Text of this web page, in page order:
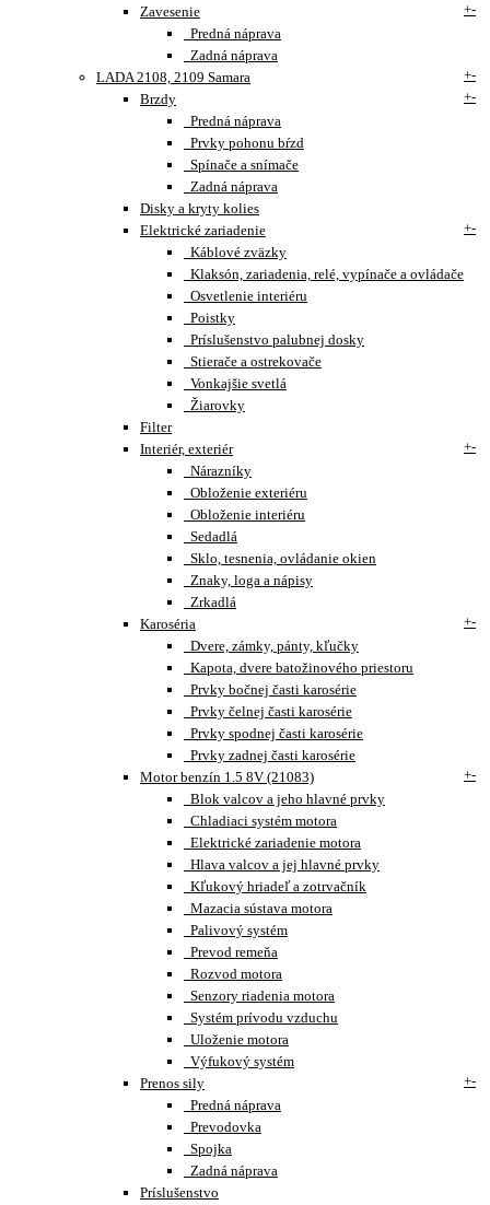
Zavesenie
+-
Predná náprava
Zadná náprava
LADA 2108, 2109 Samara
+-
Brzdy
+-
Predná náprava
Prvky pohonu bŕzd
Spínače a snímače
Zadná náprava
Disky a kryty kolies
Elektrické zariadenie
+-
Káblové zväzky
Klaksón, zariadenia, relé, vypínače a ovládače
Osvetlenie interiéru
Poistky
Príslušenstvo palubnej dosky
Stierače a ostrekovače
Vonkajšie svetlá
Žiarovky
Filter
Interiér, exteriér
+-
Nárazníky
Obloženie exteriéru
Obloženie interiéru
Sedadlá
Sklo, tesnenia, ovládanie okien
Znaky, loga a nápisy
Zrkadlá
Karoséria
+-
Dvere, zámky, pánty, kľučky
Kapota, dvere batožinového priestoru
Prvky bočnej časti karosérie
Prvky čelnej časti karosérie
Prvky spodnej časti karosérie
Prvky zadnej časti karosérie
Motor benzín 1.5 8V (21083)
+-
Blok valcov a jeho hlavné prvky
Chladiaci systém motora
Elektrické zariadenie motora
Hlava valcov a jej hlavné prvky
Kľukový hriadeľ a zotrvačník
Mazacia sústava motora
Palivový systém
Prevod remeňa
Rozvod motora
Senzory riadenia motora
Systém prívodu vzduchu
Uloženie motora
Výfukový systém
Prenos sily
+-
Predná náprava
Prevodovka
Spojka
Zadná náprava
Príslušenstvo